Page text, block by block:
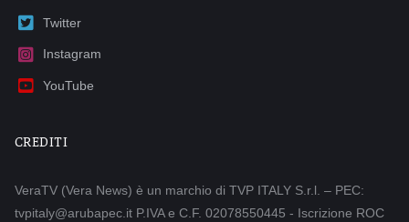
Twitter
Instagram
YouTube
CREDITI
VeraTV (Vera News) è un marchio di TVP ITALY S.r.l. – PEC:
tvpitaly@arubapec.it P.IVA e C.F. 02078550445 - Iscrizione ROC